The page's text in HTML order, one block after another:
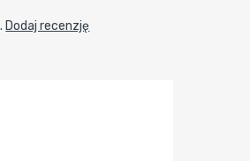
Dodaj recenzję